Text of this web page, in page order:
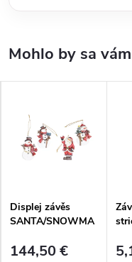
Displej závěs
SANTA/SNOWMA
30x53x1
144,50 €